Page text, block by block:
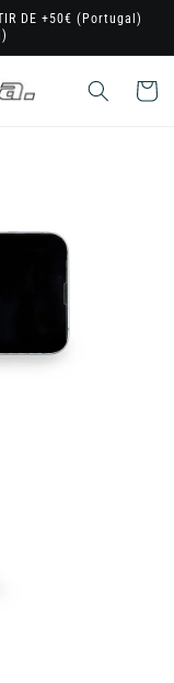
DE +50€ (Portugal)
Carrinho